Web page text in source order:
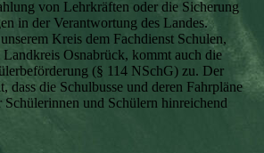
von Lehrkräften oder die Sicherung
in der Verantwortung des Landes.
Kreis dem Fachdienst Schulen,
Osnabrück, kommt auch die
(§ 114 NSchG) zu. Der
dass die Schulbusse und deren Fahrpläne
Schülerinnen und Schülern hinreichend